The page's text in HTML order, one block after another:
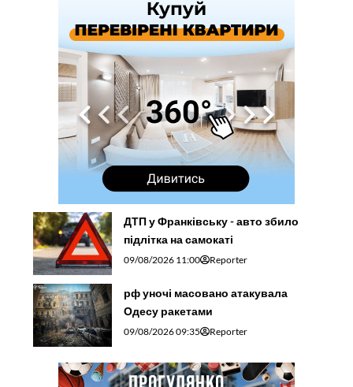
ДТП у Франківську - авто збило
підлітка на самокаті
09/08/2026 11:00 Reporter
рф уночі масовано атакувала
Одесу ракетами
09/08/2026 09:35 Reporter